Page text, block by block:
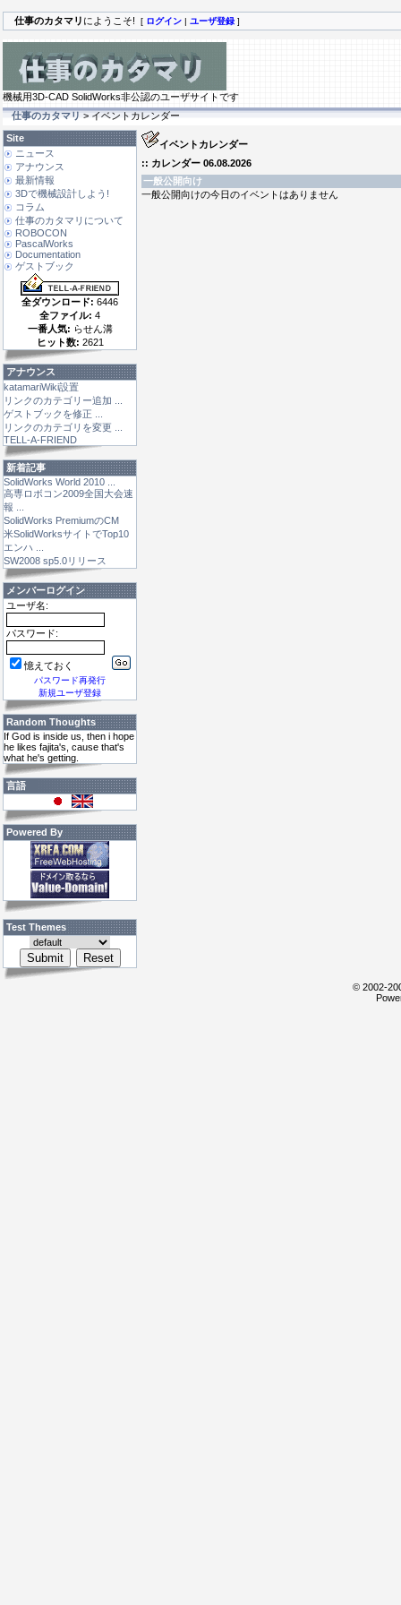
仕事のカタマリ にようこそ! [ ログイン | ユーザ登録 ]
機械用3D-CAD SolidWorks非公認のユーザサイトです
仕事のカタマリ> イベントカレンダー
Site
ニュース
アナウンス
最新情報
3Dで機械設計しよう!
コラム
仕事のカタマリについて
ROBOCON
PascalWorks
Documentation
ゲストブック
全ダウンロード: 6446
全ファイル: 4
一番人気: らせん溝
ヒット数: 2621
アナウンス
katamariWiki設置
リンクのカテゴリー追加 ...
ゲストブックを修正 ...
リンクのカテゴリを変更 ...
TELL-A-FRIEND
新着記事
SolidWorks World 2010 ...
高専ロボコン2009全国大会速
報 ...
SolidWorks PremiumのCM
米SolidWorksサイトでTop10
エンハ ...
SW2008 sp5.0リリース
メンバーログイン
ユーザ名:
パスワード:
憶えておく
パスワード再発行
新規ユーザ登録
Random Thoughts
If God is inside us, then i hope
he likes fajita's, cause that's
what he's getting.
言語
Powered By
Test Themes
イベントカレンダー
:: カレンダー 06.08.2026
一般公開向け
一般公開向けの今日のイベントはありません
© 2002-